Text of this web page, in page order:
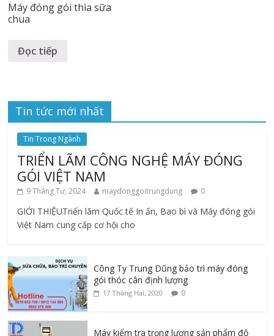
Máy đóng gói thìa sữa
chua
Đọc tiếp
Tin tức mới nhất
Tin Trong Ngành
TRIỂN LÃM CÔNG NGHỆ MÁY ĐÓNG
GÓI VIỆT NAM
9 Tháng Tư, 2024 maydonggoitrungdung 0
GIỚI THIỆUTriển lãm Quốc tế In ấn, Bao bì và Máy đóng gói
Việt Nam cung cấp cơ hội cho
Công Ty Trung Dũng bảo trì máy đóng
gói thóc cân định lượng
17 Tháng Hai, 2020 0
Máy kiểm tra trọng lượng sản phẩm độ